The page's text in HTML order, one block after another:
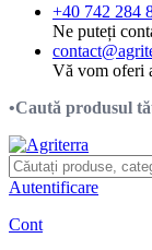
+40 742 284
Ne puteți
Vă vom oferi
•Caută produsul
Autentificare
Cont